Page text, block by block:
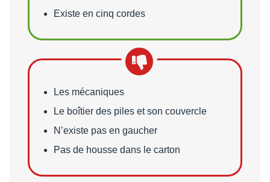
Existe en cinq cordes
Points faibles
Les mécaniques
Le boîtier des piles et son couvercle
N’existe pas en gaucher
Pas de housse dans le carton